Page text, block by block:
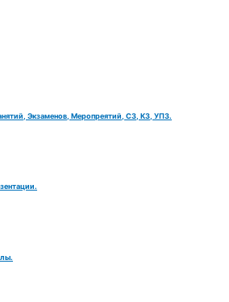
Экзаменов, Меропреятий, СЗ, КЗ, УПЗ.